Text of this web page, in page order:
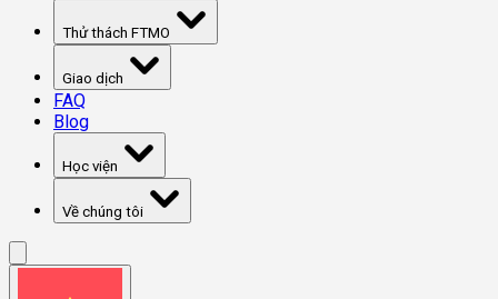
Thử thách FTMO
Giao dịch
FAQ
Blog
Học viện
Về chúng tôi